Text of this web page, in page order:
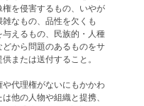
を侵害するもの、いやが
なもの、品性を欠くも
えるもの、民族的・人種
から問題のあるものをサ
または送付すること。
代理権がないにもかかわ
他の人物や組織と提携、